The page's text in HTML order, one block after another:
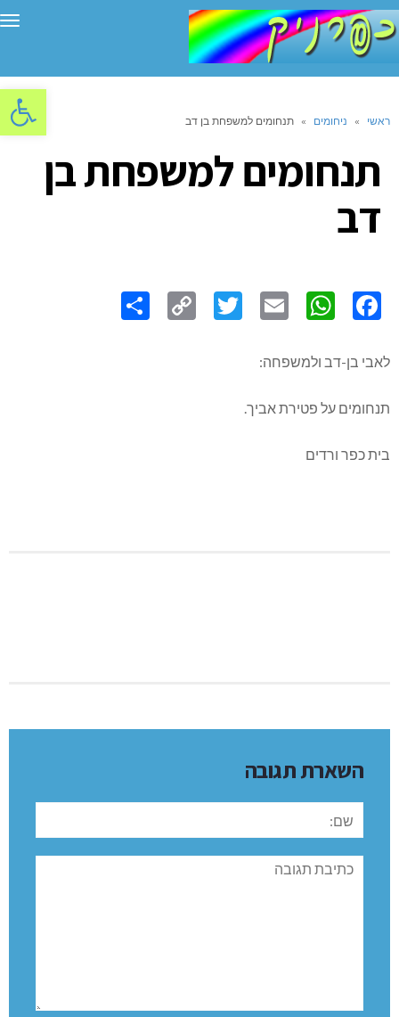
פתח
ראשי » ניחומים » תנחומים למשפחת בן דב
תנחומים למשפחת בן
דב
Link
לאבי בן-דב ולמשפחה:
תנחומים על פטירת אביך.
בית כפר ורדים
השארת תגובה
שם:
תגובה